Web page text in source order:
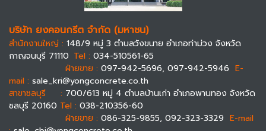
บริษัท ยงคอนกรีต จำกัด (มหาชน)
สำนักงานใหญ่ : 148/9 หมู่ 3 ตำบลวังขนาย อำเภอท่าม่วง จังหวัด
กาญจนบุรี 71110 Tel : 034-510561-65
ฝ่ายขาย : 097-942-5696, 097-942-5946 E-
mail : sale_kri@yongconcrete.co.th
สาขาชลบุรี : 700/613 หมู่ 4 ตำบลบ้านเก่า อำเภอพานทอง จังหวัด
ชลบุรี 20160 Tel : 038-210356-60
ฝ่ายขาย : 086-325-9855, 092-323-3329 E-mail